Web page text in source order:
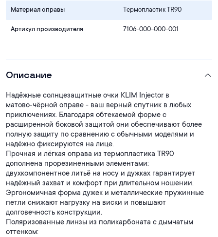
Материал оправы Термопластик TR90
Артикул производителя 7106-000-000-001
Описание
Надёжные солнцезащитные очки KLIM Injector в
матово‑чёрной оправе - ваш верный спутник в любых
приключениях. Благодаря обтекаемой форме с
расширенной боковой защитой они обеспечивают более
полную защиту по сравнению с обычными моделями и
надёжно фиксируются на лице.
Прочная и лёгкая оправа из термопластика TR90
дополнена прорезиненными элементами:
двухкомпонентное литьё на носу и дужках гарантирует
надёжный захват и комфорт при длительном ношении.
Эргономичная форма дужек и металлические пружинные
петли снижают нагрузку на виски и повышают
долговечность конструкции.
Поляризованные линзы из поликарбоната с дымчатым
оттенком: